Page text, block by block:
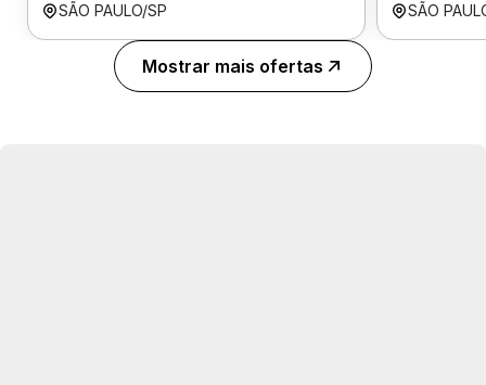
SÃO PAULO/SP SÃO
Mostrar mais ofertas